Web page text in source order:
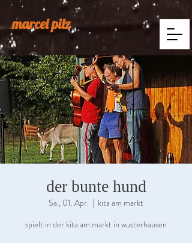
marcel pilz
der bunte hund
Sa., 01. Apr.
  |
kita am markt
spielt in der kita am markt in wusterhausen